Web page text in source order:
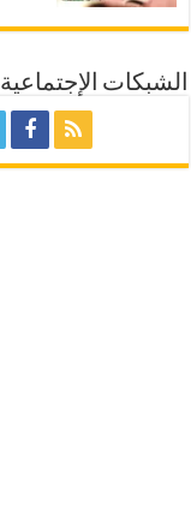
الشبكات الإجتماعية